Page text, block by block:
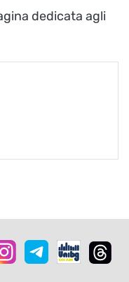
dedicata agli